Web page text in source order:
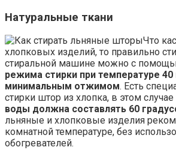
Натуральные ткани
Что
хлопковых изделий, то правильно
стиральной машине можно с
режима стирки при температуре 40
минимальным отжимом. Есть
стирки штор из хлопка, в этом случае
воды должна составлять 60
льняные и хлопковые изделия
комнатной температуре, без
обогревателей.